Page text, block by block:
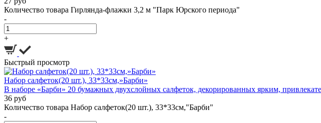
Количество товара Гирлянда-флажки 3,2 м "Парк Юрского периода"
-
+
Быстрый просмотр
Набор салфеток(20 шт.), 33*33см,»Барби»
В наборе «Барби» 20 бумажных двухслойных салфеток, декорированных ярким,
36 руб
Количество товара Набор салфеток(20 шт.), 33*33см,"Барби"
-